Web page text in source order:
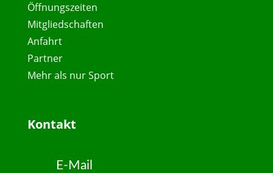
Öffnungszeiten
Mitgliedschaften
Anfahrt
Partner
Mehr als nur Sport
Kontakt
E-Mail